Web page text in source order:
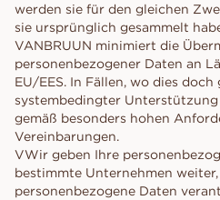
werden sie für den gleichen
sie ursprünglich gesammelt
VANBRUUN minimiert die
personenbezogener Daten an
EU/EES. In Fällen, wo dies
systembedingter
gemäß besonders hohen
Vereinbarungen.
VWir geben Ihre
bestimmte Unternehmen
personenbezogene Daten